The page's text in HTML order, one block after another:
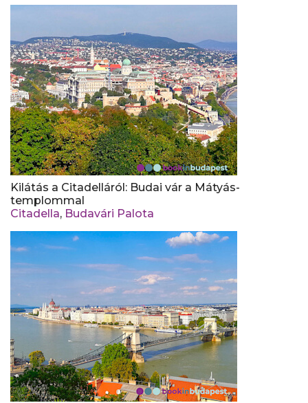
Kilátás a Citadelláról: Budai vár a Mátyás-
templommal
Citadella, Budavári Palota